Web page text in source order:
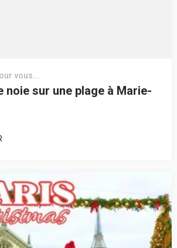
vous...
noie sur une plage à Marie-